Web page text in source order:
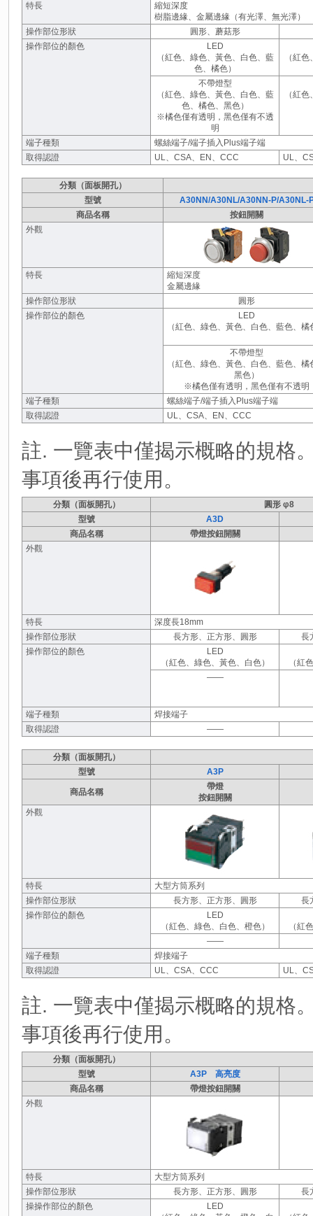
特長
縮短深度
樹脂邊緣、金屬邊緣（有光澤、無光澤）
操作部位形狀
圓形、蘑菇形
操作部位的顏色
LED
（紅色、綠色、黃色、白色、藍
色、橘色）
（紅
不帶燈型
（紅色、綠色、黃色、白色、藍
色、橘色、黑色）
※橘色僅有透明，黑色僅有不透
明
（紅
端子種類
螺絲端子/端子插入Plus端子端
取得認證
UL、CSA、EN、CCC UL、
分類（面板開孔）
型號
A30NN/A30NL/A30NN-P/A30NL-
商品名稱
按鈕開關
外觀
特長
縮短深度
金屬邊緣
操作部位形狀
圓形
操作部位的顏色
LED
（紅色、綠色、黃色、白色、藍色、橘
不帶燈型
（紅色、綠色、黃色、白色、藍色、橘
黑色）
※橘色僅有透明，黑色僅有不透明
端子種類
螺絲端子/端子插入Plus端子端
取得認證
UL、CSA、EN、CCC
註. 一覽表中僅揭示概略的規格
事項後再行使用。
分類（面板開孔）
圓形 φ8
型號
A3D
商品名稱
帶燈按鈕開關
外觀
特長
深度長18mm
操作部位形狀
長方形、正方形、圓形
長
操作部位的顏色
LED
（紅色、綠色、黃色、白色）
（紅
――
端子種類
焊接端子
取得認證
――
分類（面板開孔）
型號
A3P
商品名稱
帶燈
按鈕開關
外觀
特長
大型方筒系列
操作部位形狀
長方形、正方形、圓形
長
操作部位的顏色
LED
（紅色、綠色、白色、橙色）
（紅
――
端子種類
焊接端子
取得認證
UL、CSA、CCC UL、
註. 一覽表中僅揭示概略的規格
事項後再行使用。
分類（面板開孔）
型號
A3P 高亮度
商品名稱
帶燈按鈕開關
外觀
特長
大型方筒系列
操作部位形狀
長方形、正方形、圓形
長
操操作部位的顏色
LED